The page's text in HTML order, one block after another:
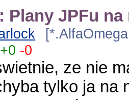
Plany JPFu na
+0 -0
ze nie
tylko ja na